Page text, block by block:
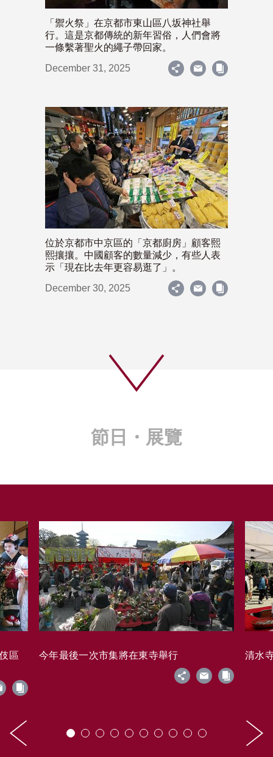
「禦火祭」在京都市東山區八坂神社舉
行。這是京都傳統的新年習俗，人們會將
一條繫著聖火的繩子帶回家。
December 31, 2025
位於京都市中京區的「京都廚房」顧客熙
熙攘攘。中國顧客的數量減少，有些人表
示「現在比去年更容易逛了」。
December 30, 2025
節日・展覽
區 今年最後一次市集將在東寺舉行 清水